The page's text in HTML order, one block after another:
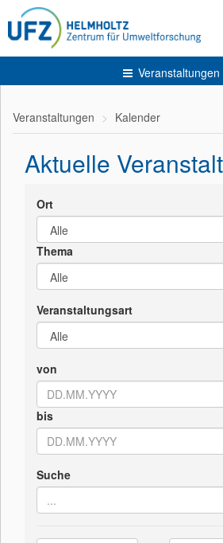
Veranstaltungen
Veranstaltungen Kalender
Aktuelle
Ort
Thema
Veranstaltungsart
von
bis
Suche